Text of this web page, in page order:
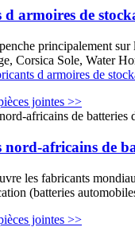
armoires de
principalement
Corsica Sole, Water
d armoires de
jointes >>
africains de
les fabricants
(batteries
jointes >>